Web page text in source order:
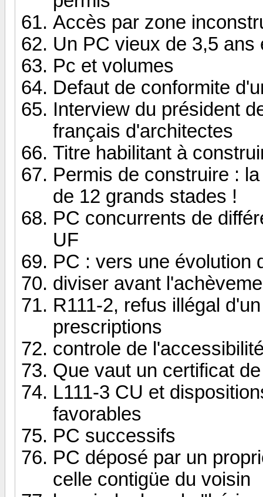
Accès par zone
Un PC vieux de 3,5
Pc et volumes
Defaut de conformite
Interview du président
français d'architectes
Titre habilitant à
Permis de construire :
de 12 grands stades !
PC concurrents de
UF
PC : vers une évolution
diviser avant
R111-2, refus illégal
prescriptions
controle de
Que vaut un certificat
L111-3 CU et
favorables
PC successifs
PC déposé par un
celle contigüe du voisin